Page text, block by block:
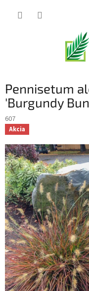
Pennisetum
'Burgundy
607
Akcia